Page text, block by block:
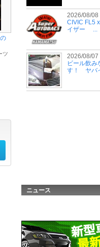
ツ
2026/08/08
CIVIC FL5
イザー ...
2026/08/07
ビール飲み
す！ ヤバ
ニュース